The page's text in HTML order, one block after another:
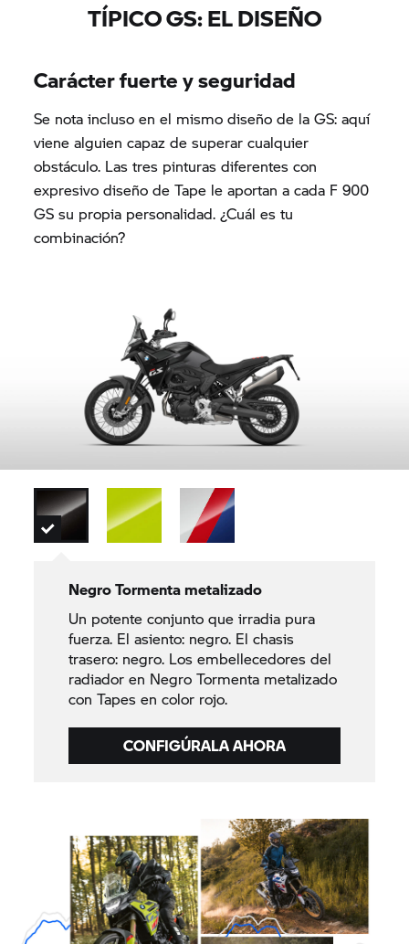
TÍPICO GS: EL DISEÑO
Carácter fuerte y seguridad
Se nota incluso en el mismo diseño de la GS: aquí
viene alguien capaz de superar cualquier
obstáculo. Las tres pinturas diferentes con
expresivo diseño de Tape le aportan a cada F 900
GS su propia personalidad. ¿Cuál es tu
combinación?
Negro Tormenta metalizado
Un potente conjunto que irradia pura
fuerza. El asiento: negro. El chasis
trasero: negro. Los embellecedores del
radiador en Negro Tormenta metalizado
con Tapes en color rojo.
CONFIGÚRALA AHORA